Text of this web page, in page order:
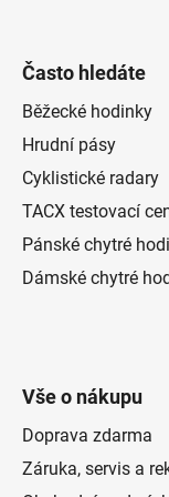
Často hledáte
Běžecké hodinky
Hrudní pásy
Cyklistické radary
TACX testovací
Pánské chytré
Dámské chytré
Vše o nákupu
Doprava zdarma
Záruka, servis a